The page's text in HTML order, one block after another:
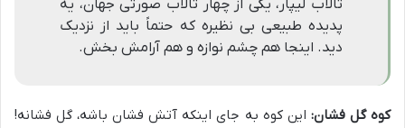
تالاب لیپار، یکی از چهار تالاب صورتی جهان، یه
پدیده طبیعی بی نظیره که حتماً باید از نزدیک
دید. اینجا هم چشم نوازه و هم آرامش بخش.
کوه گل فشان: این کوه به جای اینکه آتش فشان باشه، گل فشانه!